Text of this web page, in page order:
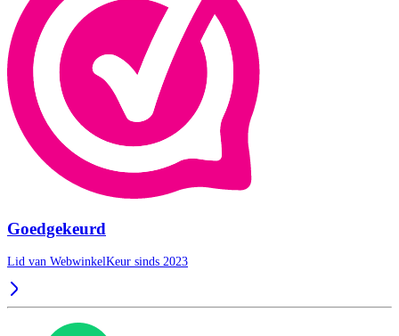
Goedgekeurd
Lid van WebwinkelKeur sinds 2023